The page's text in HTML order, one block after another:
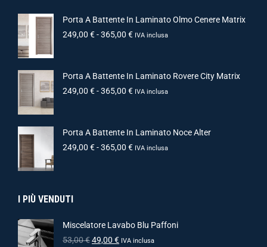
Porta A Battente In Laminato Olmo Cenere Matrix
249,00 €-365,00 € IVA inclusa
Porta A Battente In Laminato Rovere City Matrix
249,00 €-365,00 € IVA inclusa
Porta A Battente In Laminato Noce Alter
249,00 €-365,00 € IVA inclusa
I PIÙ VENDUTI
Miscelatore Lavabo Blu Paffoni
53,00€49,00 € IVA inclusa